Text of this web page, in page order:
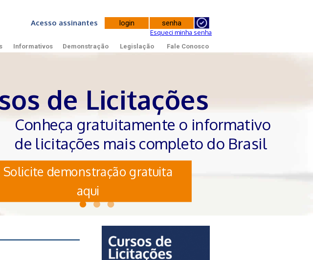
Acesso assinantes
Esqueci minha senha
Informativos Demonstração Legislação Fale Conosco
de Licitações
Conheça gratuitamente o informativo
de licitações mais completo do Brasil
Solicite demonstração gratuita
aqui